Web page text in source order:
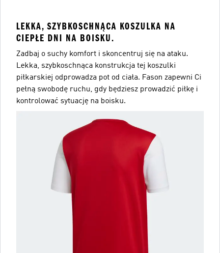
LEKKA, SZYBKOSCHNĄCA KOSZULKA NA
CIEPŁE DNI NA BOISKU.
Zadbaj o suchy komfort i skoncentruj się na ataku.
Lekka, szybkoschnąca konstrukcja tej koszulki
piłkarskiej odprowadza pot od ciała. Fason zapewni Ci
pełną swobodę ruchu, gdy będziesz prowadzić piłkę i
kontrolować sytuację na boisku.